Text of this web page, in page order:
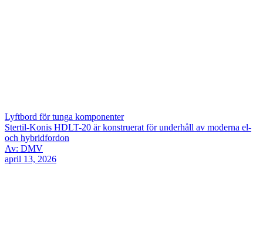
Lyftbord för tunga komponenter
Stertil-Konis HDLT-20 är konstruerat för underhåll av moderna el-
och hybridfordon
Av: DMV
april 13, 2026